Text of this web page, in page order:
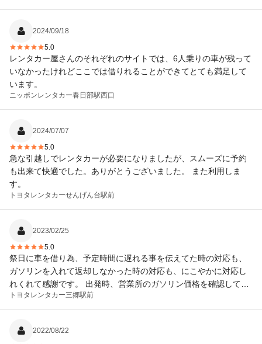
2024/09/18
5.0
レンタカー屋さんのそれぞれのサイトでは、6人乗りの車が残って
いなかったけれどここでは借りれることができてとても満足して
います。
ニッポンレンタカー春日部駅西口
2024/07/07
5.0
急な引越しでレンタカーが必要になりましたが、スムーズに予約
も出来て快適でした。ありがとうございました。 また利用しま
す。
トヨタレンタカーせんげん台駅前
2023/02/25
5.0
祭日に車を借り為、予定時間に遅れる事を伝えてた時の対応も、
ガソリンを入れて返却しなかった時の対応も、にこやかに対応し
れくれて感謝です。 出発時、営業所のガソリン価格を確認してお
いて良かった。
トヨタレンタカー三郷駅前
2022/08/22